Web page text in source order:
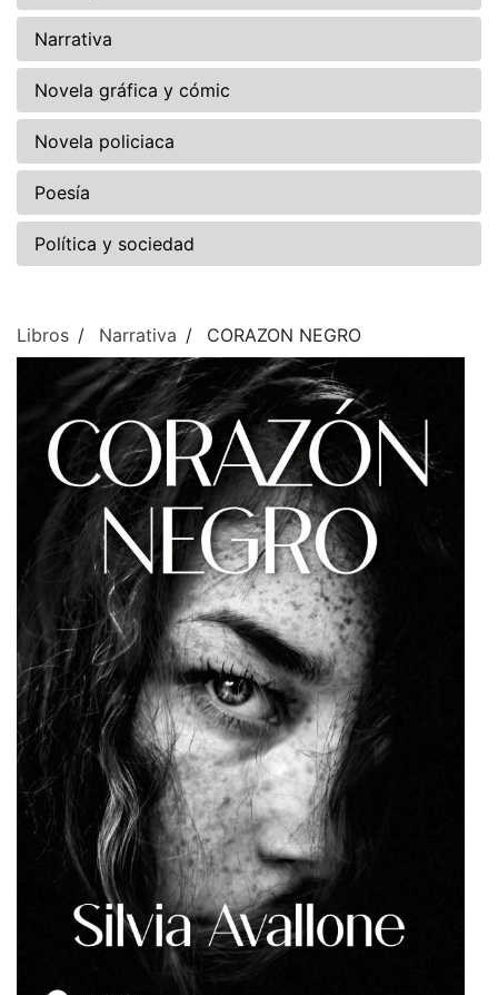
Narrativa
Novela gráfica y cómic
Novela policiaca
Poesía
Política y sociedad
Libros Narrativa CORAZON NEGRO